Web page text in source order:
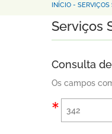
INÍCIO - SERVIÇOS
Serviços
Consulta
Os campos